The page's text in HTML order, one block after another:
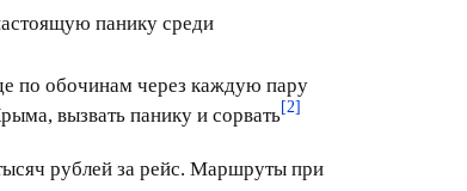
панику среди
по обочинам через каждую пару
вызвать панику и сорвать[2]
рублей за рейс. Маршруты при